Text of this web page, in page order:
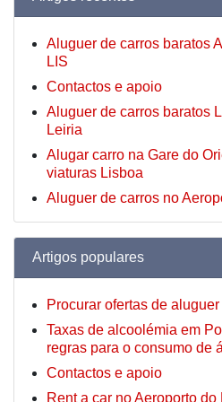
Aluguer de carros baratos
LIS
Contactos e apoio
Aluguer de carros baratos
Leiria
Alugar carro na Gare do
viaturas Lisboa
Aluguer de carros no
Artigos populares
Procurar ofertas de
Taxas de alcoolémia em
regras para o consumo de
Contactos e apoio
Rent a car no Aeroporto